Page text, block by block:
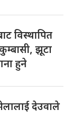
विस्थापित
झूटा
हुने
देउवाले